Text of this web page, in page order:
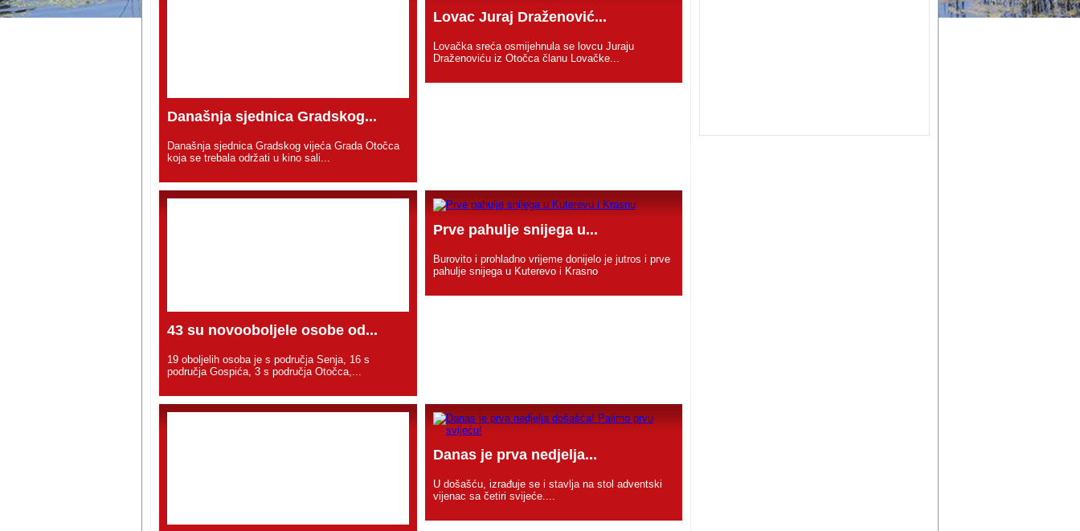
Današnja sjednica Gradskog...
Današnja sjednica Gradskog vijeća Grada Otočca
koja se trebala održati u kino sali...
Lovac Juraj Draženović...
Lovačka sreća osmijehnula se lovcu Juraju
Draženoviću iz Otočca članu Lovačke...
43 su novooboljele osobe od...
19 oboljelih osoba je s područja Senja, 16 s
područja Gospića, 3 s područja Otočca,...
Prve pahulje snijega u...
Burovito i prohladno vrijeme donijelo je jutros i prve
pahulje snijega u Kuterevo i Krasno
Danas je prva nedjelja...
U došašću, izrađuje se i stavlja na stol adventski
vijenac sa četiri svijeće....